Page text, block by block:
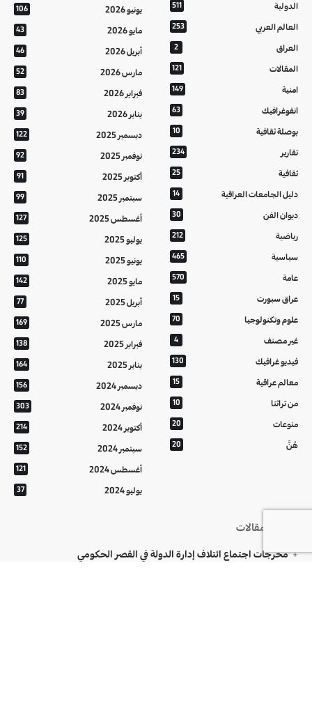
الدولية 511
العالم العربي 253
العراق 2
المقالات 121
امنية 149
انفوغرافيك 63
بوصلة ثقافية 10
تقارير 234
ثقافية 25
دليل الجامعات العراقية 14
ديوان الفن 30
رياضية 212
سياسية 465
عامة 570
عراق سبورت 15
علوم وتكنولوجيا 70
غير مصنف 4
فيديو غرافيك 130
معالم عراقية 15
من تراثنا 10
منوعات 20
هُنَّ 20
يونيو 2026 106
مايو 2026 43
أبريل 2026 46
مارس 2026 52
فبراير 2026 83
يناير 2026 39
ديسمبر 2025 122
نوفمبر 2025 92
أكتوبر 2025 91
سبتمبر 2025 99
أغسطس 2025 127
يوليو 2025 125
يونيو 2025 110
مايو 2025 142
أبريل 2025 77
مارس 2025 169
فبراير 2025 138
يناير 2025 164
ديسمبر 2024 156
نوفمبر 2024 303
أكتوبر 2024 214
سبتمبر 2024 152
أغسطس 2024 121
يوليو 2024 37
أحدث المقالات
مخرجات اجتماع ائتلاف إدارة الدولة في القصر الحكومي